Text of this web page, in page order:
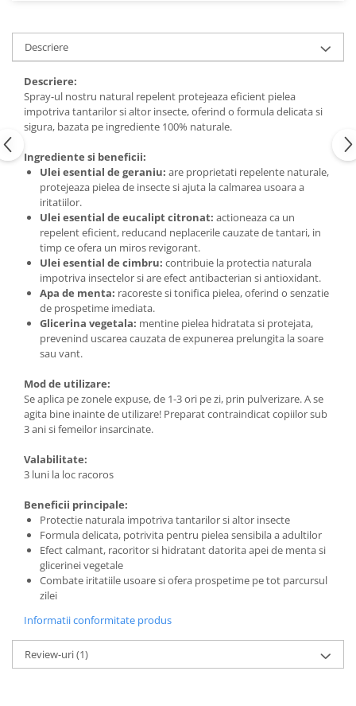
Descriere
Descriere:
Spray-ul nostru natural repelent protejeaza eficient pielea
impotriva tantarilor si altor insecte, oferind o formula delicata si
sigura, bazata pe ingrediente 100% naturale.
Ingrediente si beneficii:
Ulei esential de geraniu: are proprietati repelente naturale,
protejeaza pielea de insecte si ajuta la calmarea usoara a
iritatiilor.
Ulei esential de eucalipt citronat: actioneaza ca un
repelent eficient, reducand neplacerile cauzate de tantari, in
timp ce ofera un miros revigorant.
Ulei esential de cimbru: contribuie la protectia naturala
impotriva insectelor si are efect antibacterian si antioxidant.
Apa de menta: racoreste si tonifica pielea, oferind o senzatie
de prospetime imediata.
Glicerina vegetala: mentine pielea hidratata si protejata,
prevenind uscarea cauzata de expunerea prelungita la soare
sau vant.
Mod de utilizare:
Se aplica pe zonele expuse, de 1-3 ori pe zi, prin pulverizare. A se
agita bine inainte de utilizare! Preparat contraindicat copiilor sub
3 ani si femeilor insarcinate.
Valabilitate:
3 luni la loc racoros
Beneficii principale:
Protectie naturala impotriva tantarilor si altor insecte
Formula delicata, potrivita pentru pielea sensibila a adultilor
Efect calmant, racoritor si hidratant datorita apei de menta si
glicerinei vegetale
Combate iritatiile usoare si ofera prospetime pe tot parcursul
zilei
Informatii conformitate produs
Review-uri(1)